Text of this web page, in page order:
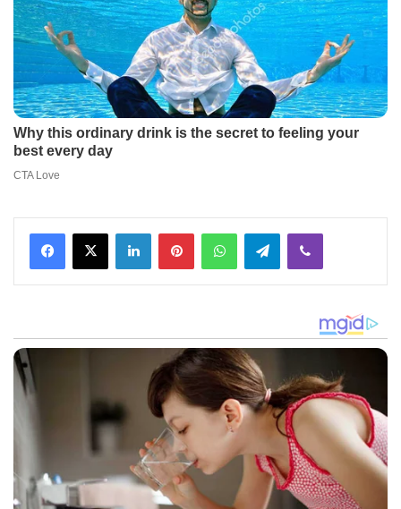
Facebook
X LinkedInPinterestWhatsAppTelegramViber